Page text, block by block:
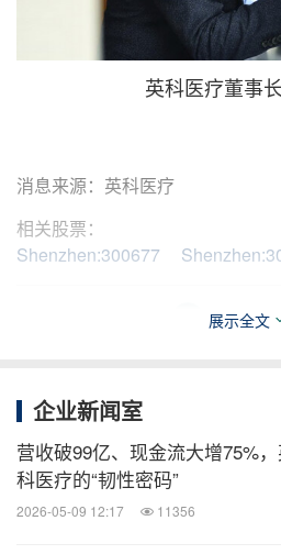
英科医疗董事
消息来源：英科医疗
相关股票：
Shenzhen:300677
医药健
关键词：财经/金融
物
采矿/五金
展示全文
企业新闻室
营收破99亿、现金流大增75%
科医疗的“韧性密码”
2026-05-09 12:17 11356